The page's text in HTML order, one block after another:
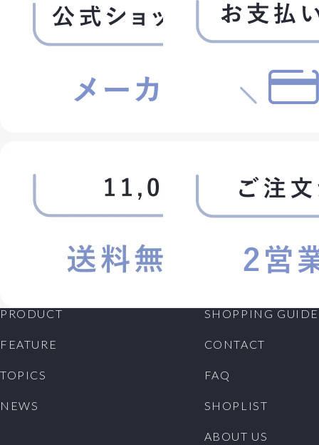
PRODUCT
FEATURE
TOPICS
NEWS
SHOPPING GUIDE
CONTACT
FAQ
SHOPLIST
ABOUT US